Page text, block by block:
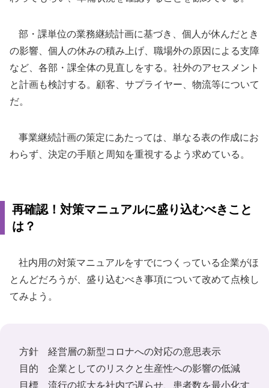
部・課単位の業務継続計画に基づき、個人が休んだとき
の影響、個人の休みの積み上げ、職場外の原因による支障
など、各部・課全体の見直しをする。社外のアセスメント
と計画も検討する。顧客、サプライヤー、物流等について
だ。
事業継続計画の策定にあたっては、単なる表の作成にお
わらず、決定の手順と周知を重視するよう求めている。
再確認！対策マニュアルに盛り込むべきこと
は？
社内用の対策マニュアルをすでにつくっている企業がほ
とんどだろうが、盛り込むべき事項について改めて点検し
てみよう。
方針 経営層の新型コロナへの対応の意思表示
目的 企業としてのリスクと生産性への影響の低減
目標 流行の拡大を社内で遅らせ、患者数を最小化す